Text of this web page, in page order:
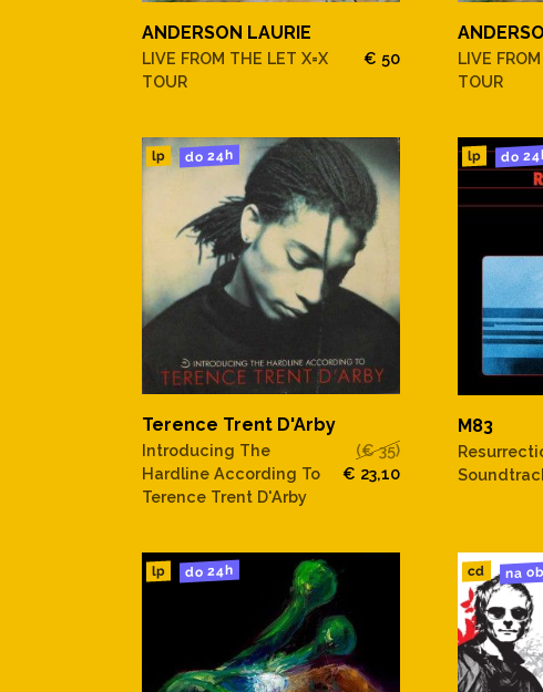
ANDERSON LAURIE
LIVE FROM THE LET X=X
TOUR
€ 50
LIVE
TOUR
lp do 24h
Terence Trent D'Arby
Introducing The
Hardline According To
Terence Trent D'Arby
(€ 35)
€ 23,10
lp do
M83
lp do 24h cd na